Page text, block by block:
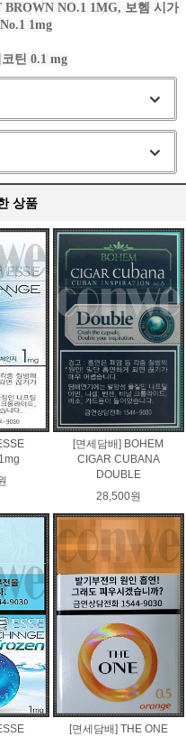
NO.1 1MG, 보헴 시가
1mg
틴 0.1 mg
상품
[면세담배] BOHEM
CIGAR CUBANA
DOUBLE
28,500원
[면세담배] THE ONE